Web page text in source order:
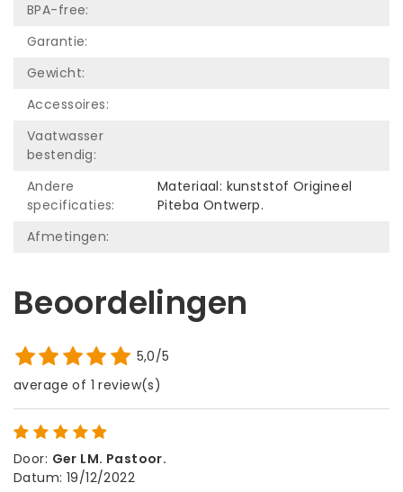
BPA-free:
Garantie:
Gewicht:
Accessoires:
Vaatwasser
bestendig:
Andere
specificaties:
Materiaal: kunststof Origineel
Piteba Ontwerp.
Afmetingen:
Beoordelingen
5,0/5
average of 1 review(s)
Door: Ger LM. Pastoor.
Datum: 19/12/2022